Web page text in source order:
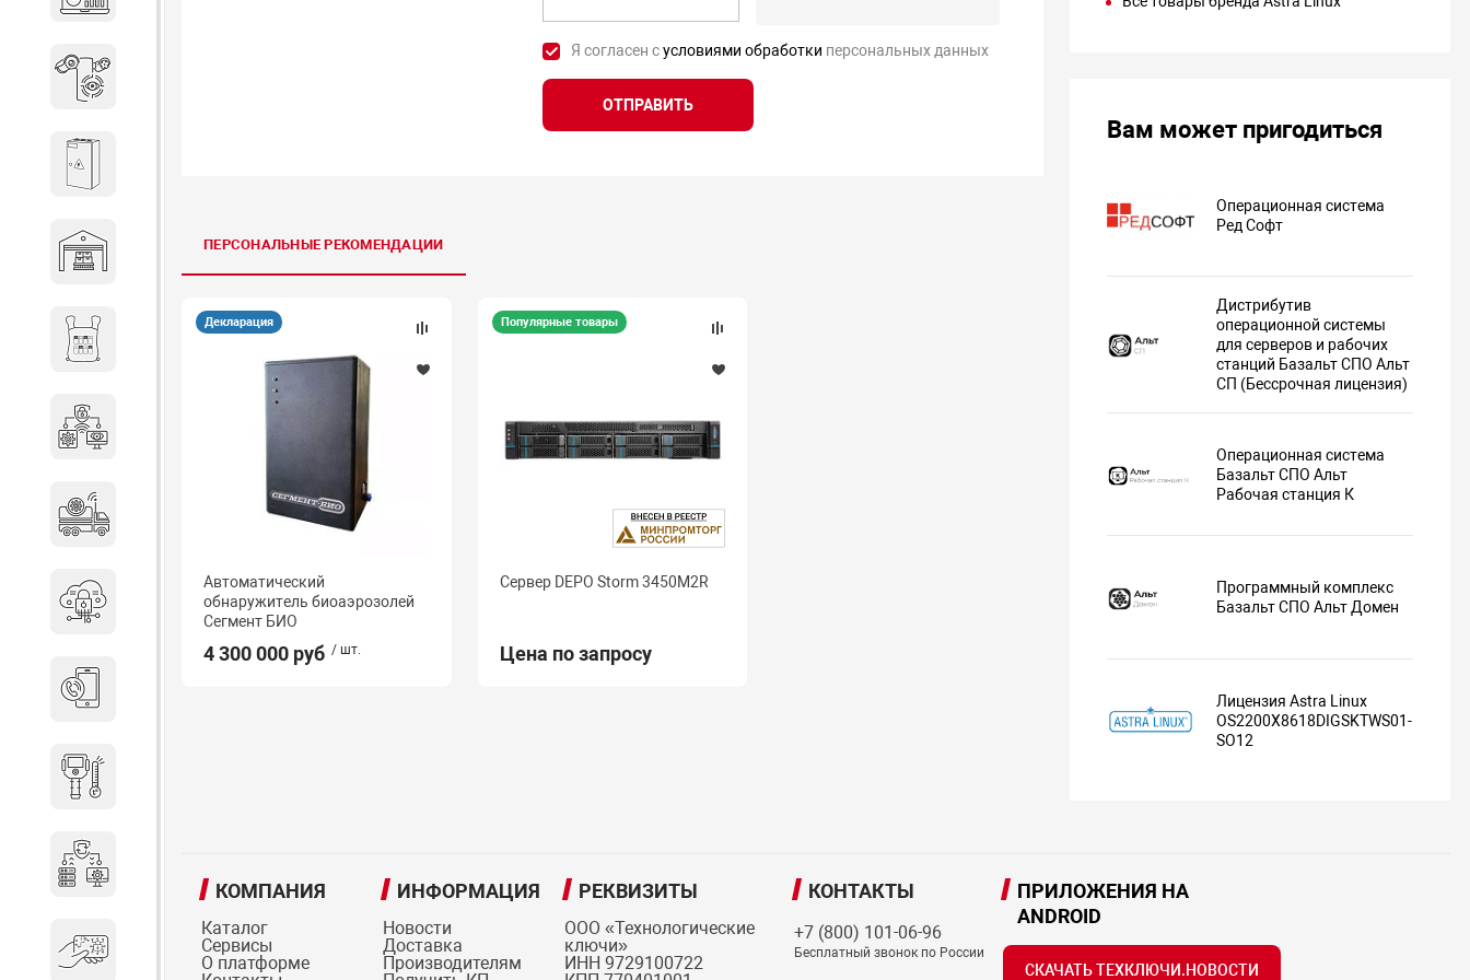
Складское оборудование
Снаряжение и экипировка
Специальные автомобили
Средства защиты информации
Электронные ключи
Я согласен сусловиями обработки персональных данных
ОТПРАВИТЬ
ПЕРСОНАЛЬНЫЕ РЕКОМЕНДАЦИИ
Декларация
Автоматический
обнаружитель биоаэрозолей
Сегмент БИО
4 300 000 руб / шт.
Популярные товары
Сервер DEPO Storm 3450M2R
Цена по запросу
Вам может пригодиться
Операционная система
Ред Софт
Дистрибутив
операционной системы
для серверов и рабочих
станций Базальт СПО Альт
СП (Бессрочная лицензия)
Операционная система
Базальт СПО Альт
Рабочая станция К
Программный комплекс
Базальт СПО Альт Домен
Лицензия Astra Linux
OS2200X8618DIGSKTWS01-
SO12
КОМПАНИЯ
Каталог
Сервисы
О платформе
ИНФОРМАЦИЯ
Новости
Доставка
Производителям
РЕКВИЗИТЫ
ООО «Технологические
ключи»
ИНН 9729100722
КОНТАКТЫ
+7 (800) 101-06-96
Бесплатный звонок по России
ПРИЛОЖЕНИЯ НА
ANDROID
СКАЧАТЬ ТЕХКЛЮЧИ.НОВОСТИ